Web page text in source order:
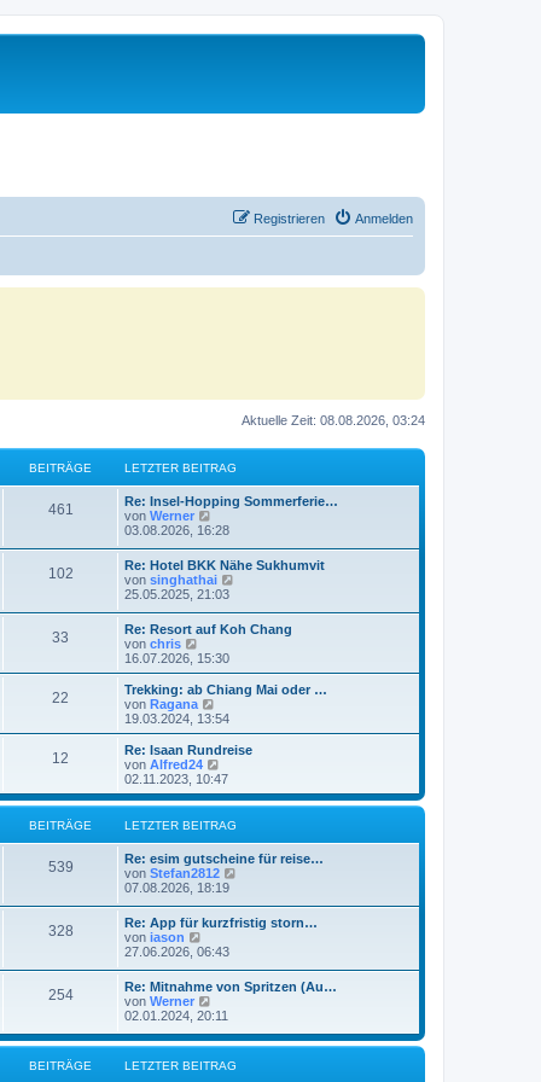
Anmelden
Registrieren
Aktuelle Zeit: 08.08.2026, 03:24
BEITRÄGE LETZTER BEITRAG
461
Re: Insel-Hopping Sommerferie…
von Werner
e
e
s
t
e
r
B
i
t
r
a
g
03.08.2026, 16:28
102
Re: Hotel BKK Nähe Sukhumvit
von singhathai
e
s
r
B
t
r
25.05.2025, 21:03
33
Re: Resort auf Koh Chang
von chris
e
u
e
s
t
B
e
i
t
a
g
16.07.2026, 15:30
22
Trekking: ab Chiang Mai oder …
von Ragana
e
u
e
s
t
r
B
e
i
t
r
a
g
19.03.2024, 13:54
12
Re: Isaan Rundreise
von Alfred24
e
u
e
s
r
B
e
i
t
a
02.11.2023, 10:47
BEITRÄGE LETZTER BEITRAG
539
Re: esim gutscheine für reise…
von Stefan2812
e
s
r
B
t
r
07.08.2026, 18:19
328
Re: App für kurzfristig storn…
von iason
e
s
t
e
r
B
e
27.06.2026, 06:43
254
Re: Mitnahme von Spritzen (Au…
von Werner
e
e
t
02.01.2024, 20:11
BEITRÄGE LETZTER BEITRAG